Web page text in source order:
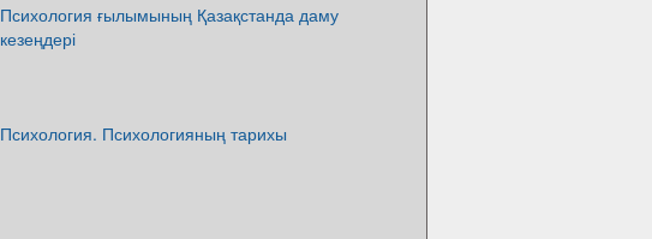
Психология ғылымының Қазақстанда даму
кезеңдері
Психология. Психологияның тарихы